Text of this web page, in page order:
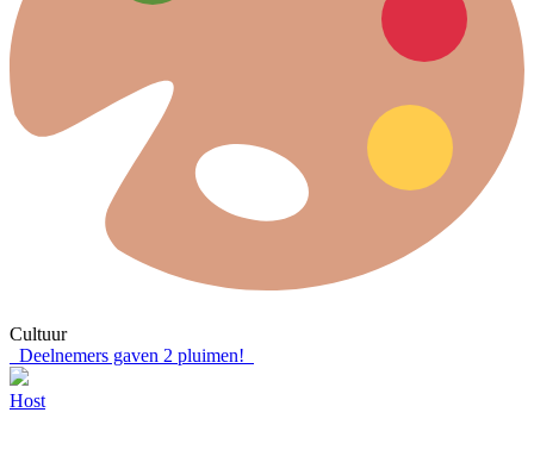
Cultuur
Deelnemers gaven 2 pluimen!
Host